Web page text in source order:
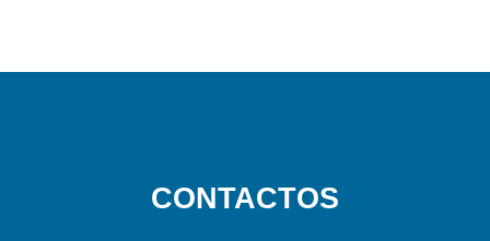
CONTACTOS